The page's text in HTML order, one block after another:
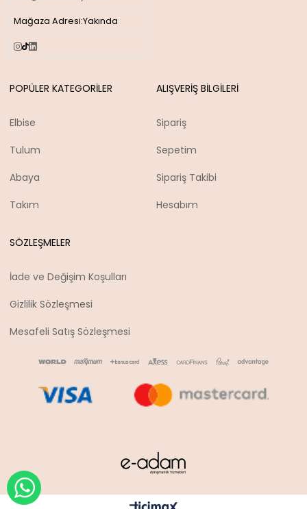
Mağaza Adresi:Yakında
POPÜLER KATEGORİLER
Elbise
Tulum
Abaya
Takım
ALIŞVERİŞ BİLGİLERİ
Sipariş
Sepetim
Sipariş Takibi
Hesabım
SÖZLEŞMELER
İade ve Değişim Koşulları
Gizlilik Sözleşmesi
Mesafeli Satış Sözleşmesi